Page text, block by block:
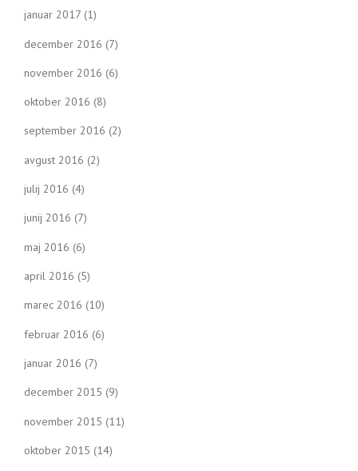
januar 2017 (1)
december 2016 (7)
november 2016 (6)
oktober 2016 (8)
september 2016 (2)
avgust 2016 (2)
julij 2016 (4)
junij 2016 (7)
maj 2016 (6)
april 2016 (5)
marec 2016 (10)
februar 2016 (6)
januar 2016 (7)
december 2015 (9)
november 2015 (11)
oktober 2015 (14)